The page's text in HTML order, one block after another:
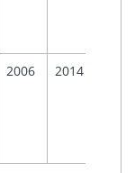
2006 2014